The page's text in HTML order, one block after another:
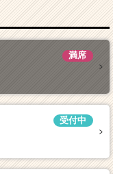
満席
受付中